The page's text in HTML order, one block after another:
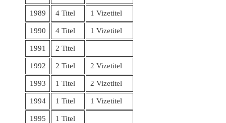
1989 4 Titel 1 Vizetitel
1990 4 Titel 1 Vizetitel
1991 2 Titel
1992 2 Titel 2 Vizetitel
1993 1 Titel 2 Vizetitel
1994 1 Titel 1 Vizetitel
1995 1 Titel